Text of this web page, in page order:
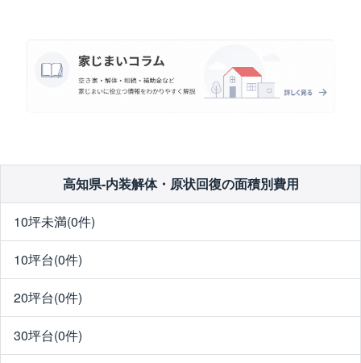
高知県-内装解体・原状回復の面積別費用
10坪未満(0件)
10坪台(0件)
20坪台(0件)
30坪台(0件)